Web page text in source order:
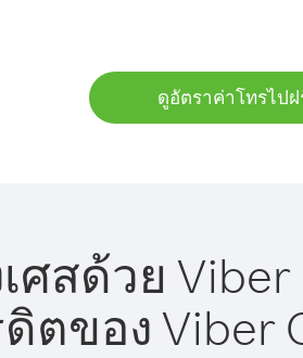
ดูอัตราค่าโทรไปฝ
ศสด้วย
ตของ Viber